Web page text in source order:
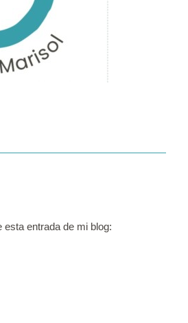
esta entrada de mi blog: